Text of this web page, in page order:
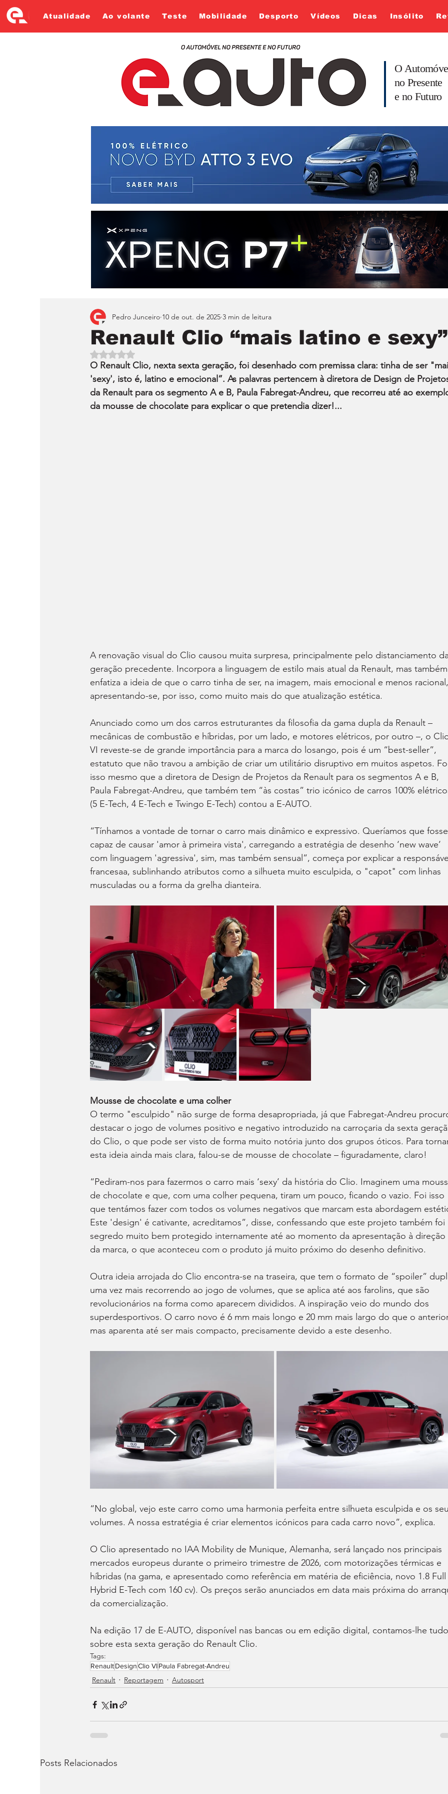
Atualidade Ao volante Teste Mobilidade Desporto Vídeos Dicas Insólito
O
no Presente
e no Futuro
Renault Clio “mais latino e sexy”
Pedro Junceiro 10 de out. de 2025 3 min de leitura
Avaliado com NaN de 5 estrelas.
O Renault Clio, nexta sexta geração, foi desenhado com premissa clara: tinha de ser
'sexy', isto é, latino e emocional”. As palavras pertencem à diretora de Design de
da Renault para os segmento A e B, Paula Fabregat-Andreu, que recorreu até ao
da mousse de chocolate para explicar o que pretendia dizer!...
A renovação visual do Clio causou muita surpresa, principalmente pelo distanciamento
geração precedente. Incorpora a linguagem de estilo mais atual da Renault, mas
enfatiza a ideia de que o carro tinha de ser, na imagem, mais emocional e menos
apresentando-se, por isso, como muito mais do que atualização estética.
Anunciado como um dos carros estruturantes da filosofia da gama dupla da Renault –
mecânicas de combustão e híbridas, por um lado, e motores elétricos, por outro –, o
VI reveste-se de grande importância para a marca do losango, pois é um “best-seller”,
estatuto que não travou a ambição de criar um utilitário disruptivo em muitos aspetos.
isso mesmo que a diretora de Design de Projetos da Renault para os segmentos A e B,
Paula Fabregat-Andreu, que também tem “às costas” trio icónico de carros 100%
(5 E-Tech, 4 E-Tech e Twingo E-Tech) contou a E-AUTO.
“Tínhamos a vontade de tornar o carro mais dinâmico e expressivo. Queríamos que
capaz de causar 'amor à primeira vista', carregando a estratégia de desenho ‘new wave’
com linguagem 'agressiva', sim, mas também sensual”, começa por explicar a
francesaa, sublinhando atributos como a silhueta muito esculpida, o "capot" com linhas
musculadas ou a forma da grelha dianteira.
Mousse de chocolate e uma colher
O termo "esculpido" não surge de forma desapropriada, já que Fabregat-Andreu
destacar o jogo de volumes positivo e negativo introduzido na carroçaria da sexta
do Clio, o que pode ser visto de forma muito notória junto dos grupos óticos. Para
esta ideia ainda mais clara, falou-se de mousse de chocolate – figuradamente, claro!
“Pediram-nos para fazermos o carro mais ‘sexy’ da história do Clio. Imaginem uma
de chocolate e que, com uma colher pequena, tiram um pouco, ficando o vazio. Foi isso
que tentámos fazer com todos os volumes negativos que marcam esta abordagem
Este 'design' é cativante, acreditamos”, disse, confessando que este projeto também foi
segredo muito bem protegido internamente até ao momento da apresentação à direção
da marca, o que aconteceu com o produto já muito próximo do desenho definitivo.
Outra ideia arrojada do Clio encontra-se na traseira, que tem o formato de “spoiler”
uma vez mais recorrendo ao jogo de volumes, que se aplica até aos farolins, que são
revolucionários na forma como aparecem divididos. A inspiração veio do mundo dos
superdesportivos. O carro novo é 6 mm mais longo e 20 mm mais largo do que o
mas aparenta até ser mais compacto, precisamente devido a este desenho.
“No global, vejo este carro como uma harmonia perfeita entre silhueta esculpida e os
volumes. A nossa estratégia é criar elementos icónicos para cada carro novo”, explica.
O Clio apresentado no IAA Mobility de Munique, Alemanha, será lançado nos principais
mercados europeus durante o primeiro trimestre de 2026, com motorizações térmicas e
híbridas (na gama, e apresentado como referência em matéria de eficiência, novo 1.8 Full
Hybrid E-Tech com 160 cv). Os preços serão anunciados em data mais próxima do
da comercialização.
Na edição 17 de E-AUTO, disponível nas bancas ou em edição digital, contamos-lhe
sobre esta sexta geração do Renault Clio.
Tags:
RenaultDesignClio VIPaula Fabregat-Andreu
Renault Reportagem Autosport
Posts Relacionados